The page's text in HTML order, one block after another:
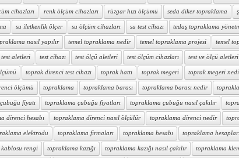
cihazları renk ölçüm cihazları rüzgar hızı ölçümü seda diker topraklama
su iletkenlik ölçer su ölçüm cihazları su test cihazı tedaş topraklama
nasıl yapılır temel topraklama nedir temel topraklama projesi temel
test aletleri test cihazı test ölçü aletleri test ölçüm cihazları test ve ölçü aletleri
toprak direnci test cihazı toprak hattı toprak megeri toprak megeri
ölçümü topraklama topraklama barası topraklama barası nedir
fiyatı topraklama çubuğu fiyatları topraklama çubuğu nasıl çakılır
direnci hesabı topraklama direnci nasıl ölçülür topraklama direnci nedir
elektrodu topraklama firmaları topraklama hesabı topraklama
rengi topraklama kazığı topraklama kazığı nasıl çakılır topraklama